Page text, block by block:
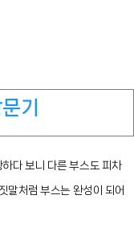
기
다 보니 다른 부스도 피차
말처럼 부스는 완성이 되어